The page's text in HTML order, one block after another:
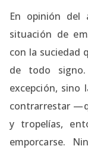
En opinión del
situación de
con la suciedad
de todo
excepción, sino
contrarrestar
y tropelías,
emporcarse.